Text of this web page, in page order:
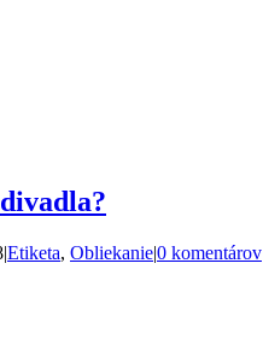
|Etiketa, Obliekanie|0 komentárov